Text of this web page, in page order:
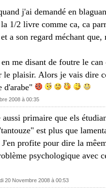
j'ai demandé en
1/2 livre comme ca, ca
a son regard méchant que,
me disant de foutre le
le plaisir. Alors je vais dire
d'arabe"
2008 à 00:35
primaire que els
est plus que
profite pour dire la
psychologique avec
20 Novembre 2008 à 00:53